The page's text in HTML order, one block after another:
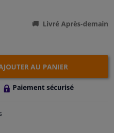
Livré Après-demain
AU PANIER
Paiement sécurisé